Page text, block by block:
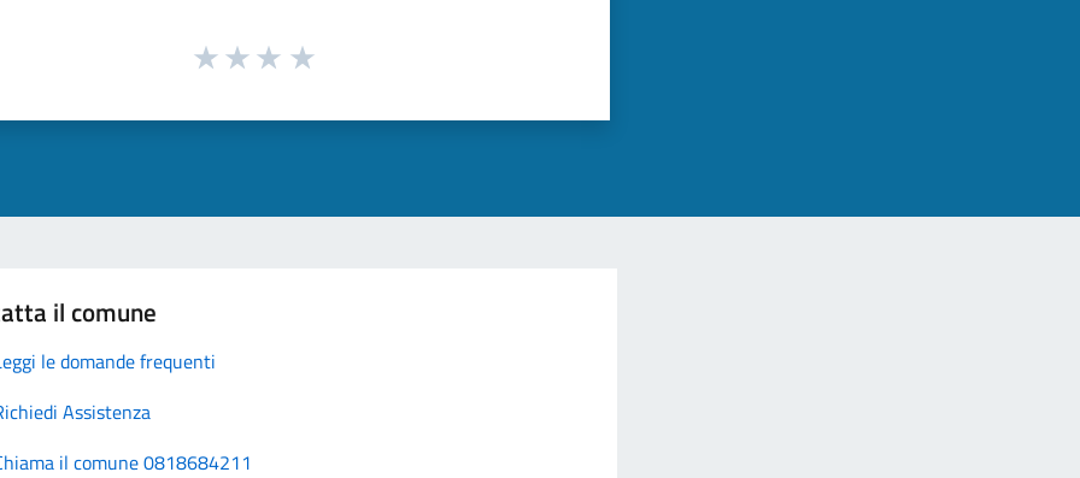
il comune
le domande frequenti
Assistenza
il comune 0818684211